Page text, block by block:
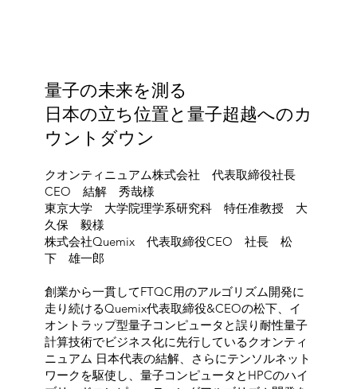
量子の未来を測る
​日本の立ち位置と量子超越へのカ
ウントダウン
クオンティニュアム株式会社 代表取締役社長
CEO 結解 秀哉様
東京大学 大学院理学系研究科 特任准教授 大
久保 毅様
​株式会社Quemix 代表取締役CEO 社長 松
下 雄一郎
創業から一貫してFTQC用のアルゴリズム開発に
走り続けるQuemix代表取締役&CEOの松下、イ
オントラップ型量子コンピュータと誤り耐性量子
計算技術でビジネス化に先行しているクオンティ
ニュアム 日本代表の結解、さらにテンソルネット
ワークを駆使し、量子コンピュータとHPCのハイ